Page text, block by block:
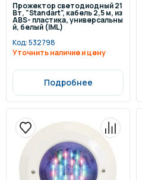
Прожектор светодиодный 21
Вт, "Standart", кабель 2,5 м, из
ABS- пластика, универсальны
й, белый (IML)
Код:532798
Уточнить наличие и цену
Подробнее